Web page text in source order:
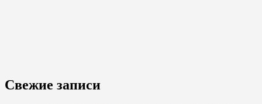
Свежие записи